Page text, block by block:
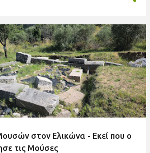
στον Ελικώνα - Εκεί που ο
τις Μούσες